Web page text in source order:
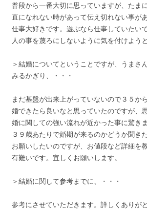
普段から一番大切に思っていますが、たま
直になれない時があって伝え切れない事があ
仕事大好きです。遊ぶなら仕事していたい
人の事を蔑ろにしないように気を付けよう
＞結婚についてということですが、うまさ
みるかぎり、・・・
まだ基盤が出来上がっていないので３５か
婚できたら良いなと思っていたのですが、
婚に関しての強い流れが近かった事に驚き
３９歳あたりで婚期が来るのかどうか聞き
お願いしたいのですが、お値段など詳細を
有難いです。宜しくお願いします。
＞結婚に関して参考までに、・・・
参考にさせていただきます。詳しくありが